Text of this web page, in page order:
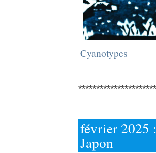
Cyanotypes
février 2025
Japon